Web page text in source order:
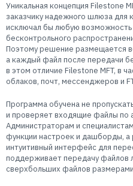
Уникальная концепция Filestone
заказчику надежного шлюза для
исключал бы любую возможность
бесконтрольного
Поэтому решение размещается
а каждый файл после передачи
в этом отличие Filestone MFT, в
облаков, почт, мессенджеров и
Программа обучена не
и проверяет входящие файлы по
Администраторам и
функции настроек и дашборды,
интуитивный интерфейс для
поддерживает передачу файлов
сверхбольших файлов размерами